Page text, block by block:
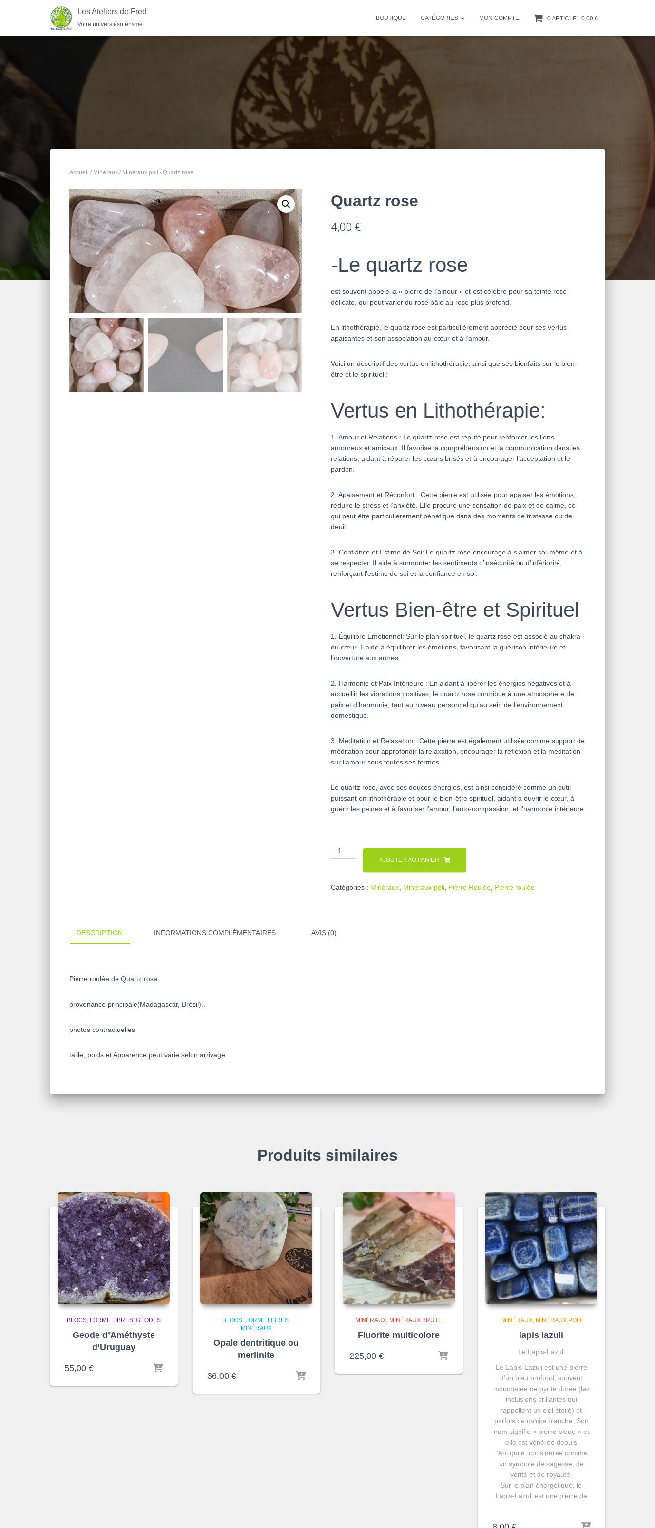
Les Ateliers de Fred
Votre univers ésotérisme
BOUTIQUE CATÉGORIES MON COMPTE 0 ARTICLE 0,00 €
Accueil / Minéraux / Minéraux poli / Quartz rose
Quartz rose
4,00 €
-Le quartz rose
est souvent appelé la « pierre de l’amour » et est célèbre pour sa teinte rose
délicate, qui peut varier du rose pâle au rose plus profond.
En lithothérapie, le quartz rose est particulièrement apprécié pour ses vertus
apaisantes et son association au cœur et à l’amour.
Voici un descriptif des vertus en lithothérapie, ainsi que ses bienfaits sur le bien-
être et le spirituel :
Vertus en Lithothérapie:
1. Amour et Relations : Le quartz rose est réputé pour renforcer les liens
amoureux et amicaux. Il favorise la compréhension et la communication dans les
relations, aidant à réparer les cœurs brisés et à encourager l’acceptation et le
pardon.
2. Apaisement et Réconfort : Cette pierre est utilisée pour apaiser les émotions,
réduire le stress et l’anxiété. Elle procure une sensation de paix et de calme, ce
qui peut être particulièrement bénéfique dans des moments de tristesse ou de
deuil.
3. Confiance et Estime de Soi: Le quartz rose encourage à s’aimer soi-même et à
se respecter. Il aide à surmonter les sentiments d’insécurité ou d’infériorité,
renforçant l’estime de soi et la confiance en soi.
Vertus Bien-être et Spirituel
1. Équilibre Émotionnel: Sur le plan spirituel, le quartz rose est associé au chakra
du cœur. Il aide à équilibrer les émotions, favorisant la guérison intérieure et
l’ouverture aux autres.
2. Harmonie et Paix Intérieure : En aidant à libérer les énergies négatives et à
accueillir les vibrations positives, le quartz rose contribue à une atmosphère de
paix et d’harmonie, tant au niveau personnel qu’au sein de l’environnement
domestique.
3. Méditation et Relaxation : Cette pierre est également utilisée comme support de
méditation pour approfondir la relaxation, encourager la réflexion et la méditation
sur l’amour sous toutes ses formes.
Le quartz rose, avec ses douces énergies, est ainsi considéré comme un outil
puissant en lithothérapie et pour le bien-être spirituel, aidant à ouvrir le cœur, à
guérir les peines et à favoriser l’amour, l’auto-compassion, et l’harmonie intérieure.
quantité
de
AJOUTER AU PANIER
Catégories : Minéraux Minéraux poli Pierre Roulée Pierre roulée
DESCRIPTION INFORMATIONS COMPLÉMENTAIRES AVIS (0)
Pierre roulée de Quartz rose
provenance principale(Madagascar, Brésil)..
photos contractuelles
taille, poids et Apparence peut varie selon arrivage
Produits similaires
BLOCS, FORME LIBRES GÉODES
Geode d’Améthyste
d’Uruguay
55,00 €
BLOCS, FORME LIBRES
MINÉRAUX
Opale dentritique ou
merlinite
36,00 €
MINÉRAUX MINÉRAUX BRUTE
Fluorite multicolore
225,00 €
MINÉRAUX MINÉRAUX POLI
lapis lazuli
Le Lapis-Lazuli
Le Lapis-Lazuli est une pierre
d’un bleu profond, souvent
mouchetée de pyrite dorée (les
inclusions brillantes qui
rappellent un ciel étoilé) et
parfois de calcite blanche. Son
nom signifie « pierre bleue » et
elle est vénérée depuis
l’Antiquité, considérée comme
un symbole de sagesse, de
vérité et de royauté.
Sur le plan énergétique, le
Lapis-Lazuli est une pierre de